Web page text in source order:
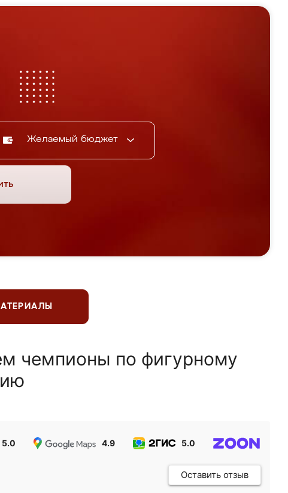
Желаемый бюджет
чемпионы по фигурному
5.0 4.9 5.0
Оставить отзыв